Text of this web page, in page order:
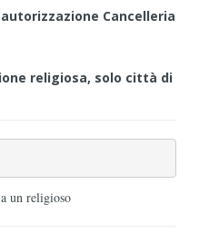
Cancelleria
religiosa, solo città di
un religioso